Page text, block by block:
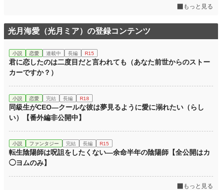
もっと見る
光月海愛（光月ミア）の登録コンテンツ
小説 恋愛 連載中 長編 R15
君に恋したのは二度目だと言われても（あなた前世からのストー
カーですか？）
小説 恋愛 完結 長編 R18
同級生がCEO―クールな彼は夢見るように愛に溺れたい（らし
い）【番外編非公開中】
小説 ファンタジー 完結 長編 R15
転生陰陽師は呪詛をしたくない—余命半年の陰陽師【全公開はカ
◯ヨムのみ】
もっと見る